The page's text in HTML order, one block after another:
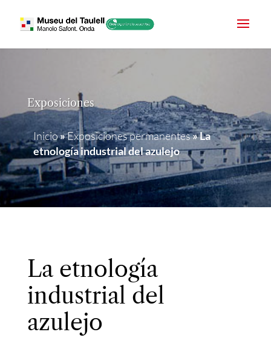
Exposiciones
Inicio»Exposiciones permanentes»La
etnología industrial del azulejo
La etnología
industrial del
azulejo